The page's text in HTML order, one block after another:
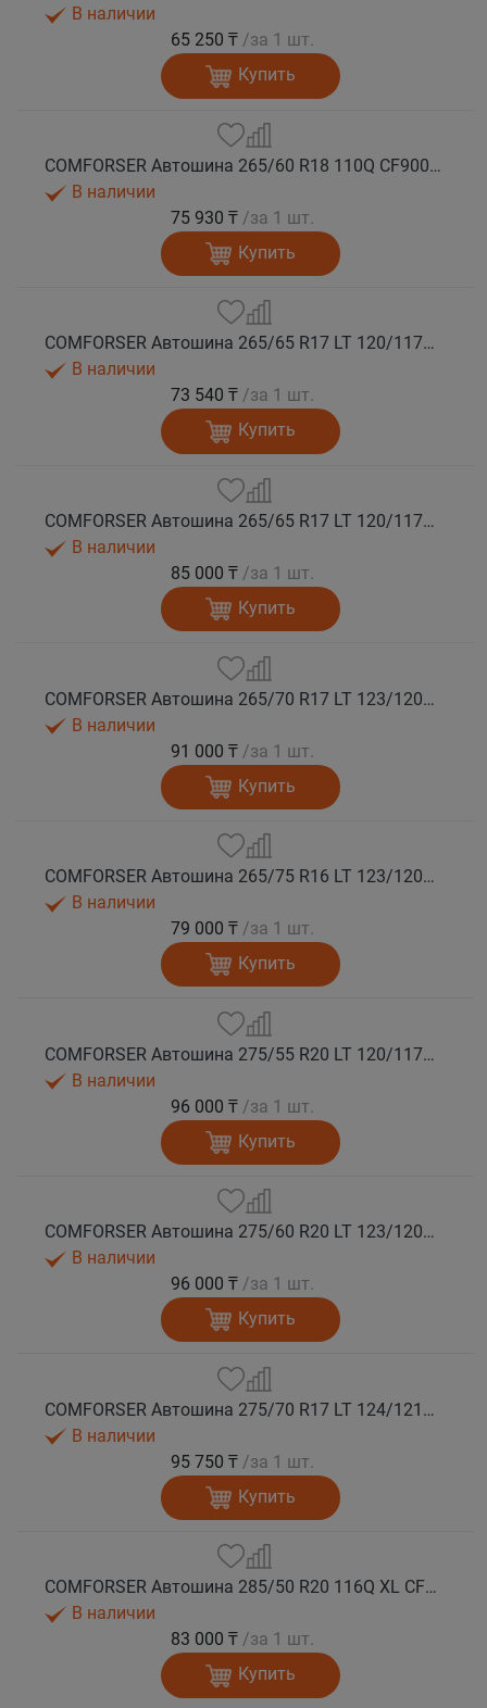
В наличии
65 250 ₸ /за 1 шт.
Купить
COMFORSER Автошина 265/60 R18 110Q CF9000 R/T RWL лето
В наличии
75 930 ₸ /за 1 шт.
Купить
COMFORSER Автошина 265/65 R17 LT 120/117Q CF9000 R/T RWL 10PR лето
В наличии
73 540 ₸ /за 1 шт.
Купить
COMFORSER Автошина 265/65 R17 LT 120/117Q CF9000 R/T RWL 10PR лето
В наличии
85 000 ₸ /за 1 шт.
Купить
COMFORSER Автошина 265/70 R17 LT 123/120Q CF9000 R/T RWL 10PR лето
В наличии
91 000 ₸ /за 1 шт.
Купить
COMFORSER Автошина 265/75 R16 LT 123/120Q CF9000 R/T RWL 10PR лето
В наличии
79 000 ₸ /за 1 шт.
Купить
COMFORSER Автошина 275/55 R20 LT 120/117Q CF9000 R/T RWL 10PR лето
В наличии
96 000 ₸ /за 1 шт.
Купить
COMFORSER Автошина 275/60 R20 LT 123/120Q CF9000 R/T RWL 10PR лето
В наличии
96 000 ₸ /за 1 шт.
Купить
COMFORSER Автошина 275/70 R17 LT 124/121Q CF9000 R/T RWL 10PR лето
В наличии
95 750 ₸ /за 1 шт.
Купить
COMFORSER Автошина 285/50 R20 116Q XL CF9000 R/T RWL лето
В наличии
83 000 ₸ /за 1 шт.
Купить